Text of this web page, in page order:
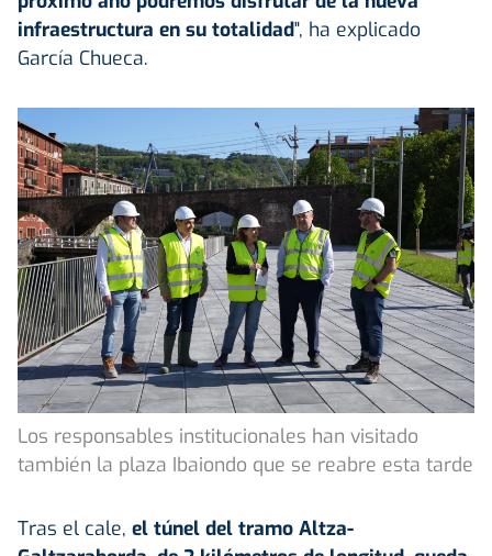
infraestructura en su totalidad", ha explicado
García Chueca.
Los responsables institucionales han visitado
también la plaza Ibaiondo que se reabre esta tarde
Tras el cale, el túnel del tramo Altza-